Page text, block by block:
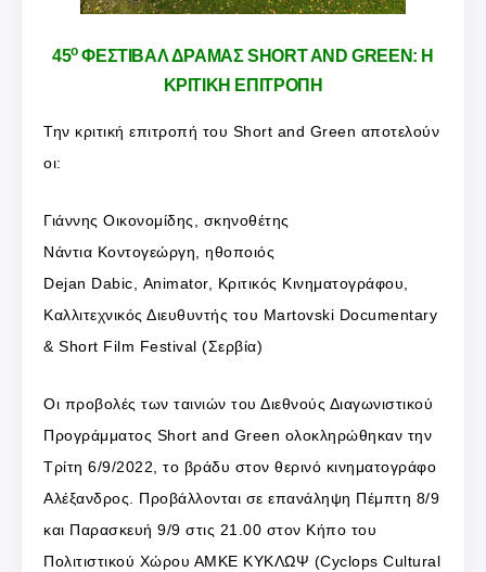
45οΦΕΣΤΙΒΑΛ ΔΡΑΜΑΣ SHORT AND GREEN: Η
ΚΡΙΤΙΚΗ ΕΠΙΤΡΟΠΗ
Την κριτική επιτροπή του Short and Green αποτελούν
οι:
Γιάννης Οικονομίδης, σκηνοθέτης
Νάντια Κοντογεώργη, ηθοποιός
Dejan Dabic, Animator, Κριτικός Κινηματογράφου,
Καλλιτεχνικός Διευθυντής του Μartovski Documentary
& Short Film Festival (Σερβία)
Οι προβολές των ταινιών του Διεθνούς Διαγωνιστικού
Προγράμματος Short and Green ολοκληρώθηκαν την
Τρίτη 6/9/2022, το βράδυ στον θερινό κινηματογράφο
Αλέξανδρος. Προβάλλονται σε επανάληψη Πέμπτη 8/9
και Παρασκευή 9/9 στις 21.00 στον Κήπο του
Πολιτιστικού Χώρου ΑΜΚΕ ΚΥΚΛΩΨ (Cyclops Cultural